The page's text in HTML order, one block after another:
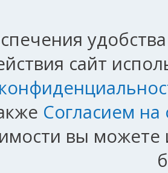
сайт
Согласием
вы можете